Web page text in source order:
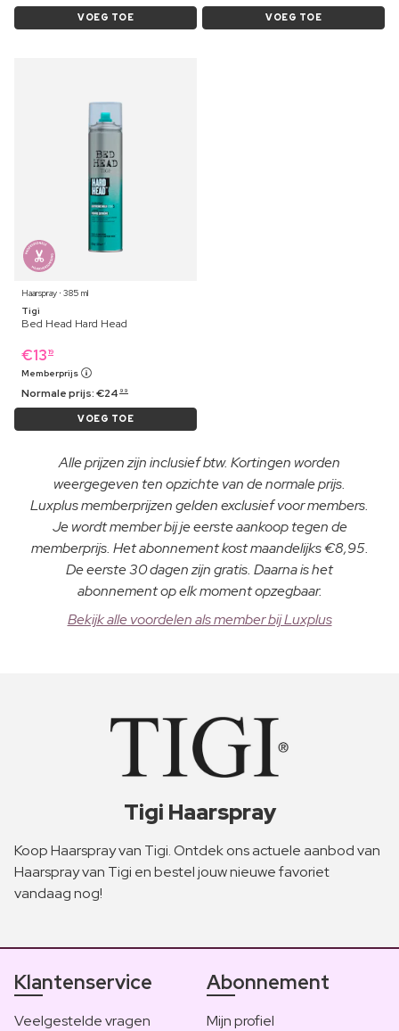
VOEG TOE VOEG TOE
Haarspray ⋅ 385 ml
Tigi
Bed Head Hard Head
€13 19
Memberprijs
Normale prijs:€24 99
VOEG TOE
Alle prijzen zijn inclusief btw. Kortingen worden
weergegeven ten opzichte van de normale prijs.
Luxplus memberprijzen gelden exclusief voor members.
Je wordt member bij je eerste aankoop tegen de
memberprijs. Het abonnement kost maandelijks €8,95.
De eerste 30 dagen zijn gratis. Daarna is het
abonnement op elk moment opzegbaar.
Bekijk alle voordelen als member bij Luxplus
Tigi Haarspray
Koop Haarspray van Tigi. Ontdek ons actuele aanbod van
Haarspray van Tigi en bestel jouw nieuwe favoriet
vandaag nog!
Klantenservice
Veelgestelde vragen
Abonnement
Mijn profiel